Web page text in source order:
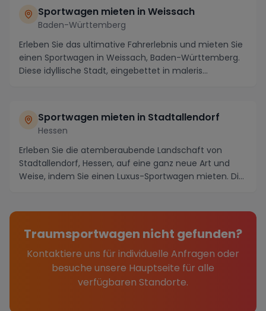
Sportwagen mieten in Weissach
Baden-Württemberg
Erleben Sie das ultimative Fahrerlebnis und mieten Sie
einen Sportwagen in Weissach, Baden-Württemberg.
Diese idyllische Stadt, eingebettet in maleris...
Sportwagen mieten in Stadtallendorf
Hessen
Erleben Sie die atemberaubende Landschaft von
Stadtallendorf, Hessen, auf eine ganz neue Art und
Weise, indem Sie einen Luxus-Sportwagen mieten. Die
Traumsportwagen nicht gefunden?
Kontaktiere uns für individuelle Anfragen oder
besuche unsere Hauptseite für alle
verfügbaren Standorte.